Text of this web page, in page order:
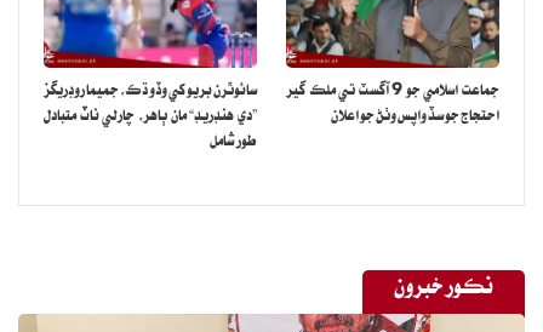
جماعت اسلامي جو 9 آگسٽ تي ملڪ گير
احتجاج جو سڏ واپس وٺڻ جو اعلان
سائوٿرن بريو کي وڏو ڌڪ، جميما روڊريگز
”دي هنڊريڊ“ مان ٻاهر، چارلي ناٽ متبادل
طور شامل
نڪور خبرون